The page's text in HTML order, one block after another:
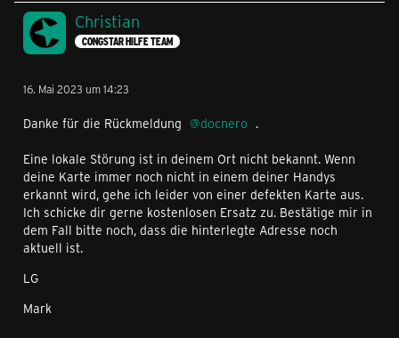
Christian
CONGSTAR HILFE TEAM
16. Mai 2023 um 14:23
Danke für die Rückmeldung docnero .
Eine lokale Störung ist in deinem Ort nicht bekannt. Wenn
deine Karte immer noch nicht in einem deiner Handys
erkannt wird, gehe ich leider von einer defekten Karte aus.
Ich schicke dir gerne kostenlosen Ersatz zu. Bestätige mir in
dem Fall bitte noch, dass die hinterlegte Adresse noch
aktuell ist.
LG
Mark